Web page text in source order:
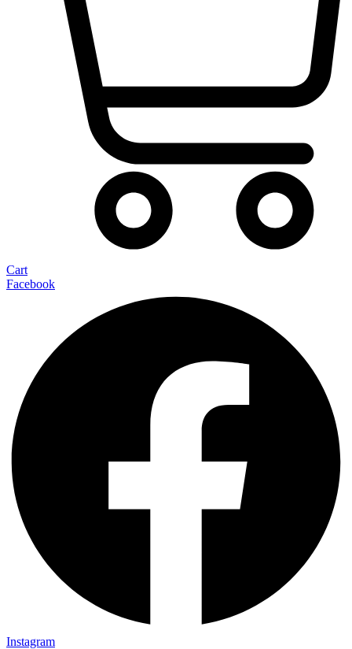
Cart
Facebook
Instagram